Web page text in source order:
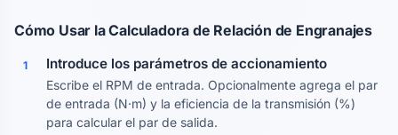
Cómo Usar la Calculadora de Relación de Engranajes
1 Introduce los parámetros de accionamiento
Escribe el RPM de entrada. Opcionalmente agrega el par
de entrada (N·m) y la eficiencia de la transmisión (%)
para calcular el par de salida.